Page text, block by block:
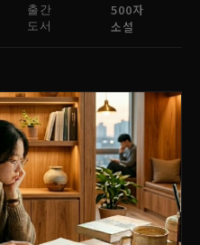
출간
도서
500자
소설